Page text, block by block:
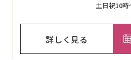
土日祝10時
詳しく見る